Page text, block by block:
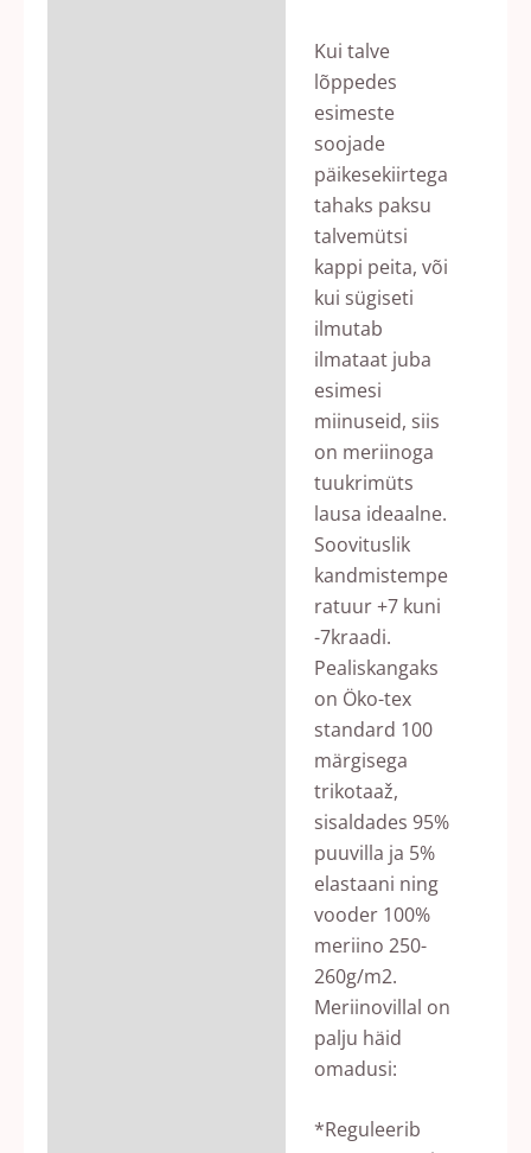
Kui talve
lõppedes
esimeste
soojade
päikesekiirtega
tahaks paksu
talvemütsi
kappi peita, või
kui sügiseti
ilmutab
ilmataat juba
esimesi
miinuseid, siis
on meriinoga
tuukrimüts
lausa ideaalne.
Soovituslik
kandmistempe
ratuur +7 kuni
-7kraadi.
Pealiskangaks
on Öko-tex
standard 100
märgisega
trikotaaž,
sisaldades 95%
puuvilla ja 5%
elastaani ning
vooder 100%
meriino 250-
260g/m2.
Meriinovillal on
palju häid
omadusi:
*Reguleerib